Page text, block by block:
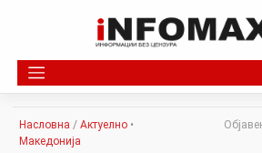
Насловна / Актуелно •
Македонија